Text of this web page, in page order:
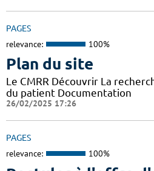
PAGES
relevance: 100%
Plan du site
Le CMRR Découvrir La
du patient Documentation
26/02/2025 17:26
PAGES
relevance: 100%